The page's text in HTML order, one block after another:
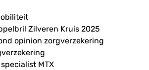
Zilveren Kruis 2025
opinion zorgverzekering
MTX